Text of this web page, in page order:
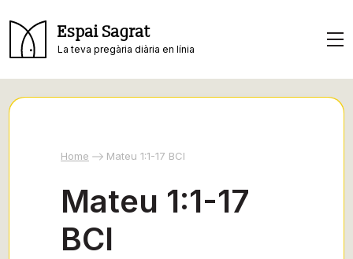
Espai Sagrat
La teva pregària diària en línia
Home Mateu 1:1-17 BCI
Mateu 1:1-17
BCI